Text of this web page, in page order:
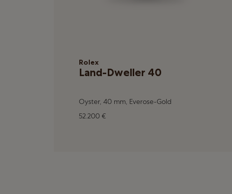
Rolex
Land-Dweller 40
Oyster, 40 mm, Everose-Gold
52.200 €